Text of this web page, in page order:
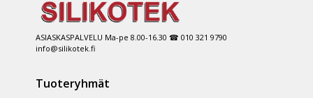
ASIASKASPALVELU Ma-pe 8.00-16.30 ☎ 010 321 9790
info@silikotek.fi
Tuoteryhmät